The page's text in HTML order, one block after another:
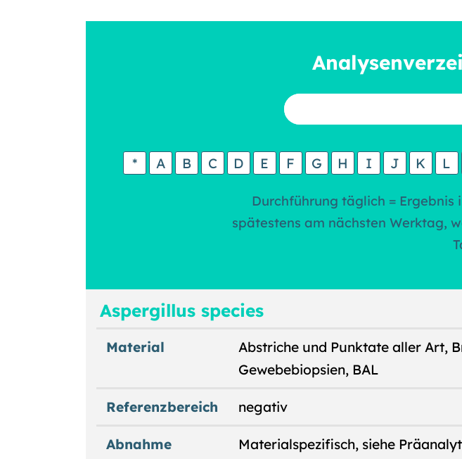
Suchbegriff
* A B C D E F G H I J K L
Durchführung täglich = Ergebnis
spätestens am nächsten Werktag,
Aspergillus species
Material
Abstriche und Punktate aller Art,
Gewebebiopsien, BAL
Referenzbereich negativ
Abnahme Materialspezifisch, siehe